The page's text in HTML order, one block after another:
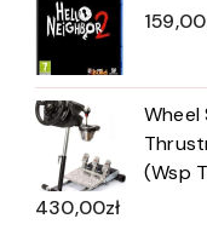
159,00
Wheel
(Wsp
430,00zł